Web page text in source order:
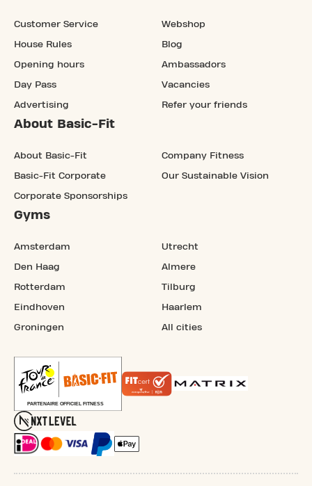
Customer Service
House Rules
Opening hours
Day Pass
Advertising
Webshop
Blog
Ambassadors
Vacancies
Refer your friends
About Basic-Fit
About Basic-Fit
Basic-Fit Corporate
Corporate Sponsorships
Company Fitness
Our Sustainable Vision
Gyms
Amsterdam
Den Haag
Rotterdam
Eindhoven
Groningen
Utrecht
Almere
Tilburg
Haarlem
All cities